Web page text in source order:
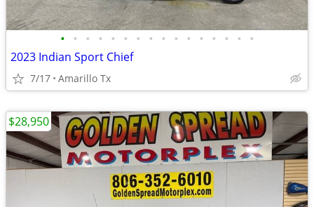
• • • • • • • • • • • • • • • •
2023 Indian Sport Chief
7/17 Amarillo Tx
$28,950